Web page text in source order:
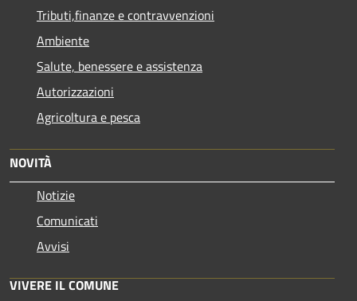
Tributi,finanze e contravvenzioni
Ambiente
Salute, benessere e assistenza
Autorizzazioni
Agricoltura e pesca
NOVITÀ
Notizie
Comunicati
Avvisi
VIVERE IL COMUNE